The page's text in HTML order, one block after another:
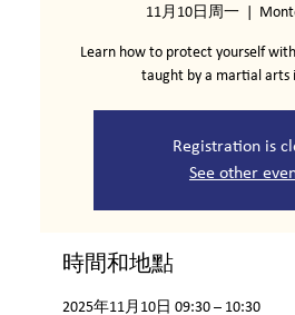
11月10日周一
Learn how to protect yourself
taught by a martial arts
Registration is
See other
時間和地點
2025年11月10日 09:30 – 10:30